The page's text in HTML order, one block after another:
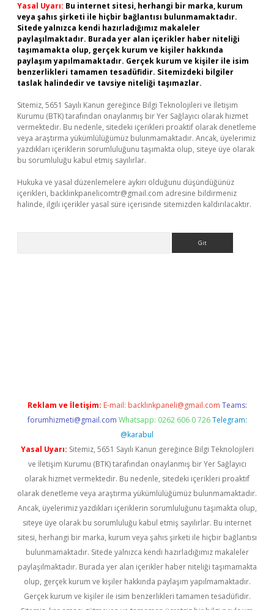
Yasal Uyarı: Bu internet sitesi, herhangi bir marka, kurum
veya şahıs şirketi ile hiçbir bağlantısı bulunmamaktadır.
Sitede yalnızca kendi hazırladığımız makaleler
paylaşılmaktadır. Burada yer alan içerikler haber niteliği
taşımamakta olup, gerçek kurum ve kişiler hakkında
paylaşım yapılmamaktadır. Gerçek kurum ve kişiler ile isim
benzerlikleri tamamen tesadüfidir. Sitemizdeki bilgiler
taslak halindedir ve tavsiye niteliği taşımazlar.
Sitemiz, 5651 Sayılı Kanun gereğince Bilgi Teknolojileri ve İletişim
Kurumu (BTK) tarafından onaylanmış bir Yer Sağlayıcı olarak hizmet
vermektedir. Bu nedenle, sitedeki içerikleri proaktif olarak denetleme
veya araştırma yükümlülüğümüz bulunmamaktadır. Ancak, üyelerimiz
yazdıkları içeriklerin sorumluluğunu taşımakta olup, siteye üye olarak
bu sorumluluğu kabul etmiş sayılırlar.
Hukuka ve yasal düzenlemelere aykırı olduğunu düşündüğünüz
içerikleri, backlinkpanelicomtr@gmail.com adresine bildirmeniz
halinde, ilgili içerikler yasal süre içerisinde sitemizden kaldırılacaktır.
Reklam ve İletişim: E-mail: backlinkpaneli@gmail.com Teams:
forumhizmeti@gmail.com Whatsapp: 0262 606 0 726 Telegram:
@karabul
Yasal Uyarı: Sitemiz, 5651 Sayılı Kanun gereğince Bilgi Teknolojileri
ve İletişim Kurumu (BTK) tarafından onaylanmış bir Yer Sağlayıcı
olarak hizmet vermektedir. Bu nedenle, sitedeki içerikleri proaktif
olarak denetleme veya araştırma yükümlülüğümüz bulunmamaktadır.
Ancak, üyelerimiz yazdıkları içeriklerin sorumluluğunu taşımakta olup,
siteye üye olarak bu sorumluluğu kabul etmiş sayılırlar. Bu internet
sitesi, herhangi bir marka, kurum veya şahıs şirketi ile hiçbir bağlantısı
bulunmamaktadır. Sitede yalnızca kendi hazırladığımız makaleler
paylaşılmaktadır. Burada yer alan içerikler haber niteliği taşımamakta
olup, gerçek kurum ve kişiler hakkında paylaşım yapılmamaktadır.
Gerçek kurum ve kişiler ile isim benzerlikleri tamamen tesadüfidir.